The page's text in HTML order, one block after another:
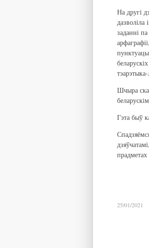
На другі
заданні
Шчыра
Гэта быў
прадметах
25/01/2021